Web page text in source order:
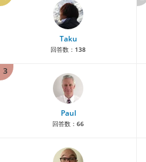
Taku
回答数： 138
3
Paul
回答数： 66